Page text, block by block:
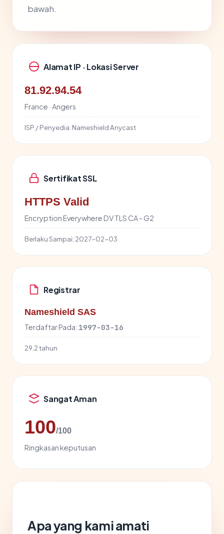
bawah.
Alamat IP · Lokasi Server
81.92.94.54
France · Angers
ISP / Penyedia: Nameshield Anycast
Sertifikat SSL
HTTPS Valid
Encryption Everywhere DV TLS CA - G2
Berlaku Sampai: 2027-02-03
Registrar
Nameshield SAS
Terdaftar Pada: 1997-03-16
29.2 tahun
Sangat Aman
100/100
Ringkasan keputusan
Apa yang kami amati